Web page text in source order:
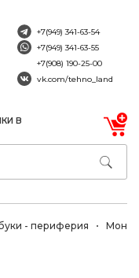
В
+7(949) 341-63-54
+7(949) 341-63-55
+7(908) 190-25-00
vk.com/tehno_land
- периферия